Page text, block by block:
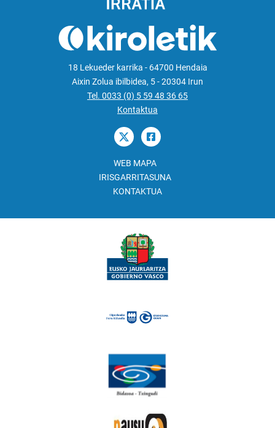
18 Lekueder karrika - 64700 Hendaia
Aixin Zolua ibilbidea, 5 - 20304 Irun
Tel. 0033 (0) 5 59 48 36 65
Kontaktua
WEB MAPA
IRISGARRITASUNA
KONTAKTUA